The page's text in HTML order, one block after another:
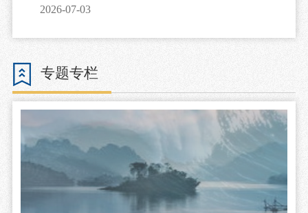
2026-07-03
专题专栏